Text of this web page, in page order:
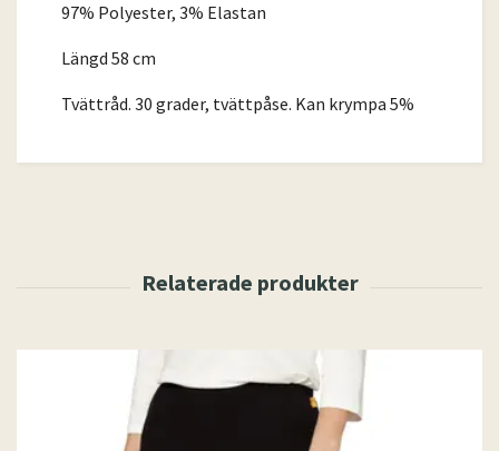
97% Polyester, 3% Elastan
Längd 58 cm
Tvättråd. 30 grader, tvättpåse. Kan krympa 5%